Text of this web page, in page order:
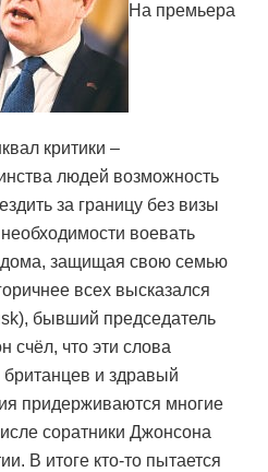
На премьера
критики –
людей возможность
за границу без визы
воевать
дома, защищая свою семью
всех высказался
бывший председатель
счёл, что эти слова
и здравый
придерживаются многие
соратники Джонсона
В итоге кто-то пытается